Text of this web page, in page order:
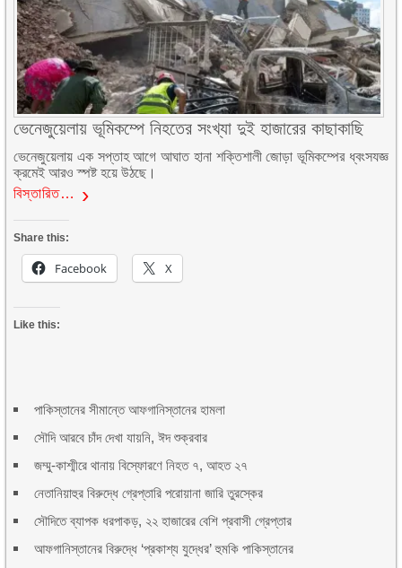
ভেনেজুয়েলায় ভূমিকম্পে নিহতের সংখ্যা দুই হাজারের কাছাকাছি
ভেনেজুয়েলায় এক সপ্তাহ আগে আঘাত হানা শক্তিশালী জোড়া ভূমিকম্পের ধ্বংসযজ্ঞ
ক্রমেই আরও স্পষ্ট হয়ে উঠছে।
বিস্তারিত…
Share this:
Facebook X
Like this:
পাকিস্তানের সীমান্তে আফগানিস্তানের হামলা
সৌদি আরবে চাঁদ দেখা যায়নি, ঈদ শুক্রবার
জম্মু-কাশ্মীরে থানায় বিস্ফোরণে নিহত ৭, আহত ২৭
নেতানিয়াহুর বিরুদ্ধে গ্রেপ্তারি পরোয়ানা জারি তুরস্কের
সৌদিতে ব্যাপক ধরপাকড়, ২২ হাজারের বেশি প্রবাসী গ্রেপ্তার
আফগানিস্তানের বিরুদ্ধে ‘প্রকাশ্য যুদ্ধের’ হুমকি পাকিস্তানের